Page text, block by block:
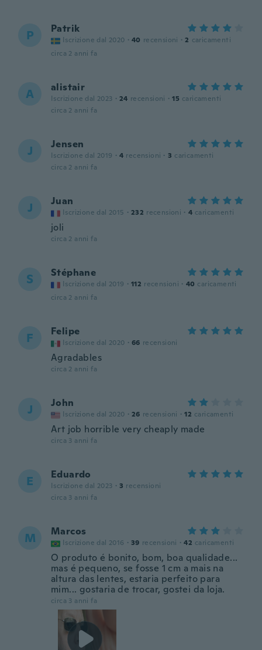
P Patrik
Iscrizione dal 2020 · 40 recensioni · 2 caricamenti
circa 2 anni fa
A alistair
Iscrizione dal 2023 · 24 recensioni · 15 caricamenti
circa 2 anni fa
J Jensen
Iscrizione dal 2019 · 4 recensioni · 3 caricamenti
circa 2 anni fa
J Juan
Iscrizione dal 2015 · 232 recensioni · 4 caricamenti
joli
circa 2 anni fa
S Stéphane
Iscrizione dal 2019 · 112 recensioni · 40 caricamenti
circa 2 anni fa
F Felipe
Iscrizione dal 2020 · 66 recensioni
Agradables
circa 2 anni fa
J John
Iscrizione dal 2020 · 26 recensioni · 12 caricamenti
Art job horrible very cheaply made
circa 3 anni fa
E Eduardo
Iscrizione dal 2023 · 3 recensioni
circa 3 anni fa
M Marcos
Iscrizione dal 2016 · 39 recensioni · 42 caricamenti
O produto é bonito, bom, boa qualidade...
mas é pequeno, se fosse 1 cm a mais na
altura das lentes, estaria perfeito para
mim... gostaria de trocar, gostei da loja.
circa 3 anni fa